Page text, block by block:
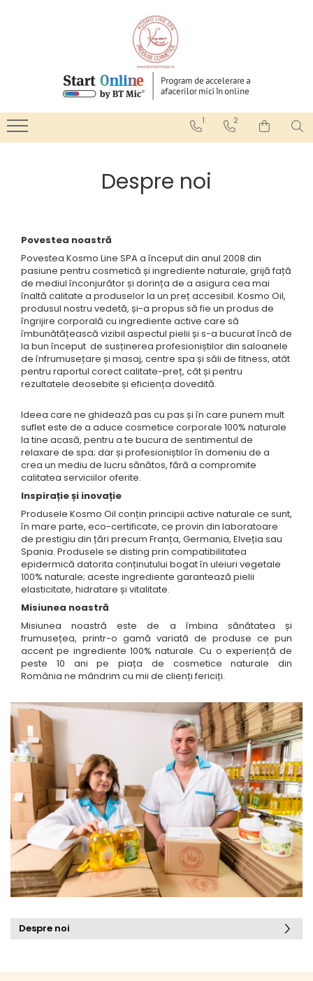
AFRODISIAC
ANTICELULITIC & DRENAJ
FACIAL
FERMITATE
LUMANARI - ULEI CALD
TONIFIERE
VERGETURI
FERMITATE
HIDRATARE
IMPACHETARI
TERAPEUTICE
ANTICELULITIC & SLABIRE
ANTIVERGETURI
BETE BAMBUS & MADEROTERAPIE
DEEP TISSUE
REFLEXOTERAPIE
SIHATSU (PRESOPUNCT)
SPORTIV
SUEDEZ (RELAXANT)
TERAPEUTIC
THAILANDEZ (LOMI-LOMI)
GELURI DE DUS
SAPUNURI LICHIDE
1 2
Despre noi
Povestea noastră
Povestea Kosmo Line SPA a început din anul 2008 din
pasiune pentru cosmetică și ingrediente naturale, grijă față
de mediul înconjurător și dorința de a asigura cea mai
înaltă calitate a produselor la un preț accesibil. Kosmo Oil,
produsul nostru vedetă, și-a propus să fie un produs de
îngrijire corporală cu ingrediente active care să
îmbunătățească vizibil aspectul pielii și s-a bucurat încă de
la bun început de susținerea profesioniștilor din saloanele
de înfrumusețare și masaj, centre spa și săli de fitness, atât
pentru raportul corect calitate-preț, cât și pentru
rezultatele deosebite și eficiența dovedită.
Ideea care ne ghidează pas cu pas și în care punem mult
suflet este de a aduce cosmetice corporale 100% naturale
la tine acasă, pentru a te bucura de sentimentul de
relaxare de spa; dar și profesioniștilor în domeniu de a
crea un mediu de lucru sănătos, fără a compromite
calitatea serviciilor oferite.
Inspirație și inovație
Produsele Kosmo Oil conțin principii active naturale ce sunt,
în mare parte, eco-certificate, ce provin din laboratoare
de prestigiu din țări precum Franța, Germania, Elveția sau
Spania. Produsele se disting prin compatibilitatea
epidermică datorita conținutului bogat în uleiuri vegetale
100% naturale; aceste ingrediente garantează pielii
elasticitate, hidratare și vitalitate.
Misiunea noastră
Misiunea noastră este de a îmbina sănătatea și
frumusețea, printr-o gamă variată de produse ce pun
accent pe ingrediente 100% naturale. Cu o experiență de
peste 10 ani pe piața de cosmetice naturale din
România ne mândrim cu mii de clienți fericiți.
Despre noi